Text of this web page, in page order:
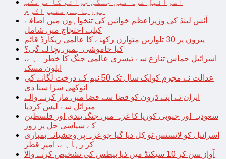
اسرائیل غزہ میں جنگی جرائم کا مرتکب
ہورہاہے،منیراکرم
آئس لینڈ کی وزیراعظم خواتین کی تنخواہوں میں اضافے
کیلیے احتجاج میں شامل
پیروں پر 30 تلواریں متوازن رکھنے کا عالمی ریکارڈ قائم
کیا خاموشی ہمیں بچا لے گی؟
اسرائیل حماس تنازع سے تیسری عالمی جنگ کا خطرہ ہے،
ایلون مسک
عدالت نے مجرم کوایک سال تک 50 نیم کے درخت لگانے کی
انوکھی سزا سنا دی
ایران نے اپنے ڈرون کو فضا سے فضا میں مار کرنے والے
میزائل سے لیس کردیا
سعودیہ اور جنوبی کوریا کا غزہ میں جنگ بندی اور فلسطین
کے سیاسی حل پر زور
اسرائیل کو لائسنس ٹو کِل دیا گیا جو غزہ پر وحشیانہ بمباری
کر رہا ہے، امیرِ قطر
آواز سن کر 10 سیکنڈ میں ذیا بیطس کی تشخیص کرنے والا